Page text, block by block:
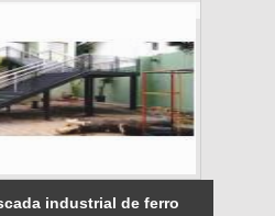
industrial de ferro